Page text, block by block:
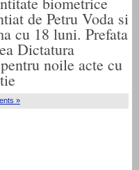
de Petru Voda si
cu 18 luni. Prefata
Dictatura
noile acte cu
»